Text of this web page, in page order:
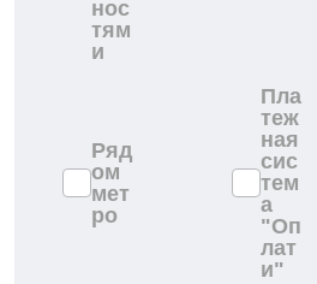
нос
тям
и
Ряд
ом
мет
ро
Пла
теж
ная
сис
тем
а
"Оп
лат
и"